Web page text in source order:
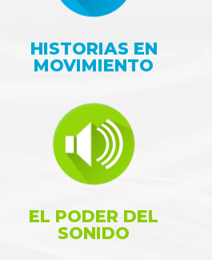
HISTORIAS EN
MOVIMIENTO
EL PODER DEL
SONIDO